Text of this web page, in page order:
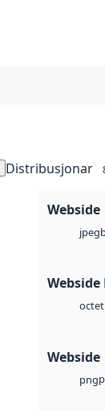
Distribusjonar
Webside
jpeg
Webside
octet
Webside
png